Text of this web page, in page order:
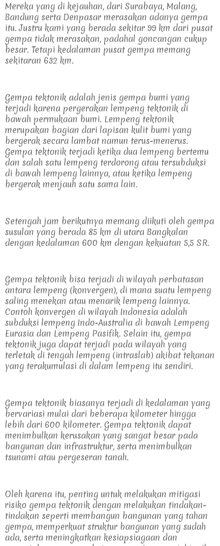
Mereka yang di kejauhan, dari Surabaya, Malang,
Bandung serta Denpasar merasakan adanya gempa
itu. Justru kami yang berada sekitar 99 km dari pusat
gempa tidak merasakan, padahal goncangan cukup
besar. Tetapi kedalaman pusat gempa memang
sekitaran 632 km.
Gempa tektonik adalah jenis gempa bumi yang
terjadi karena pergerakan lempeng tektonik di
bawah permukaan bumi. Lempeng tektonik
merupakan bagian dari lapisan kulit bumi yang
bergerak secara lambat namun terus-menerus.
Gempa tektonik terjadi ketika dua lempeng bertemu
dan salah satu lempeng terdorong atau tersubduksi
di bawah lempeng lainnya, atau ketika lempeng
bergerak menjauh satu sama lain.
Setengah jam berikutnya memang diikuti oleh gempa
susulan yang berada 85 km di utara Bangkalan
dengan kedalaman 600 km dengan kekuatan 5,5 SR.
Gempa tektonik bisa terjadi di wilayah perbatasan
antara lempeng (konvergen), di mana suatu lempeng
saling menekan atau menarik lempeng lainnya.
Contoh konvergen di wilayah Indonesia adalah
subduksi lempeng Indo-Australia di bawah Lempeng
Eurasia dan Lempeng Pasifik. Selain itu, gempa
tektonik juga dapat terjadi pada wilayah yang
terletak di tengah lempeng (intraslab) akibat tekanan
yang terakumulasi di dalam lempeng itu sendiri.
Gempa tektonik biasanya terjadi di kedalaman yang
bervariasi mulai dari beberapa kilometer hingga
lebih dari 600 kilometer. Gempa tektonik dapat
menimbulkan kerusakan yang sangat besar pada
bangunan dan infrastruktur, serta menimbulkan
tsunami atau pergeseran tanah.
Oleh karena itu, penting untuk melakukan mitigasi
risiko gempa tektonik dengan melakukan tindakan-
tindakan seperti membangun bangunan yang tahan
gempa, memperkuat struktur bangunan yang sudah
ada, serta meningkatkan kesiapsiagaan dan